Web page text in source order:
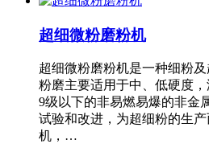
超细微粉磨粉机
超细微粉磨粉机是一种细粉
粉磨主要适用于中、低硬度
9级以下的非易燃易爆的非金
试验和改进，为超细粉的生
机，…